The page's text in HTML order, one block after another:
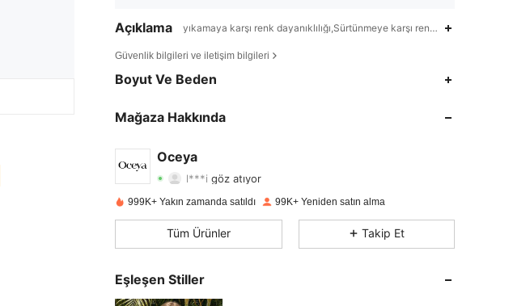
Açıklama yıkamaya karşı renk dayanıklılığı,Sürtünmeye karşı renk haslığı,Evde
Güvenlik bilgileri ve iletişim bilgileri
Boyut Ve Beden
Mağaza Hakkında
Oceya
l***i
4,76 Derecelendirme
4,76 2.4K 20K
4,76
999K+ Yakın zamanda satıldı 99K+ Yeniden satın alma
Tüm Ürünler Takip Et
Eşleşen Stiller